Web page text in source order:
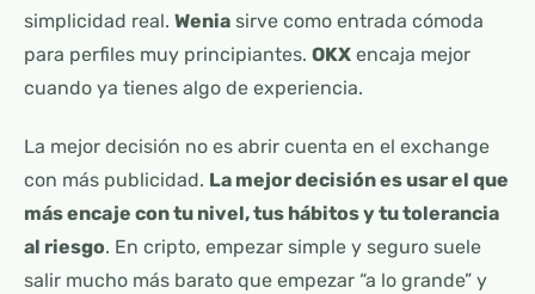
simplicidad real. Wenia sirve como entrada cómoda
para perfiles muy principiantes. OKX encaja mejor
cuando ya tienes algo de experiencia.
La mejor decisión no es abrir cuenta en el exchange
con más publicidad. La mejor decisión es usar el que
más encaje con tu nivel, tus hábitos y tu tolerancia
al riesgo. En cripto, empezar simple y seguro suele
salir mucho más barato que empezar “a lo grande” y